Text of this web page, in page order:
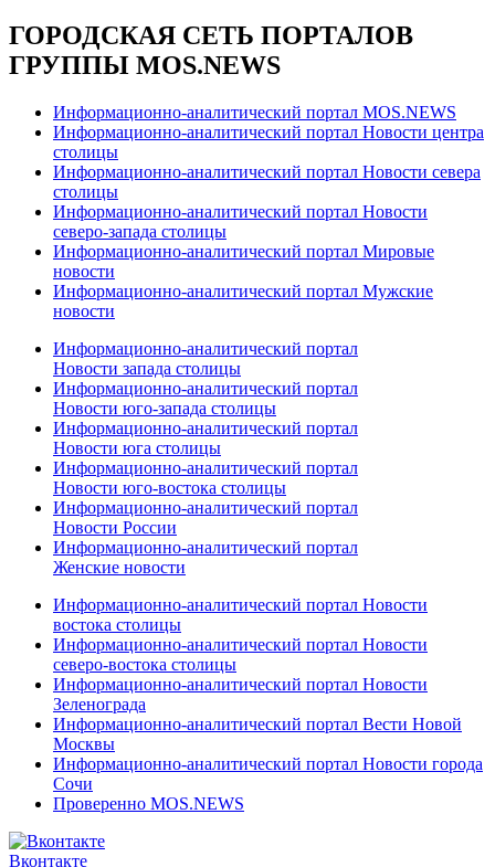
ГОРОДСКАЯ СЕТЬ ПОРТАЛОВ
ГРУППЫ MOS.NEWS
Информационно-аналитический портал MOS.NEWS
Информационно-аналитический портал Новости центра
столицы
Информационно-аналитический портал Новости севера
столицы
Информационно-аналитический портал Новости
северо-запада столицы
Информационно-аналитический портал Мировые
новости
Информационно-аналитический портал Мужские
новости
Информационно-аналитический портал
Новости запада столицы
Информационно-аналитический портал
Новости юго-запада столицы
Информационно-аналитический портал
Новости юга столицы
Информационно-аналитический портал
Новости юго-востока столицы
Информационно-аналитический портал
Новости России
Информационно-аналитический портал
Женские новости
Информационно-аналитический портал Новости
востока столицы
Информационно-аналитический портал Новости
северо-востока столицы
Информационно-аналитический портал Новости
Зеленограда
Информационно-аналитический портал Вести Новой
Москвы
Информационно-аналитический портал Новости города
Сочи
Проверенно MOS.NEWS
Вконтакте